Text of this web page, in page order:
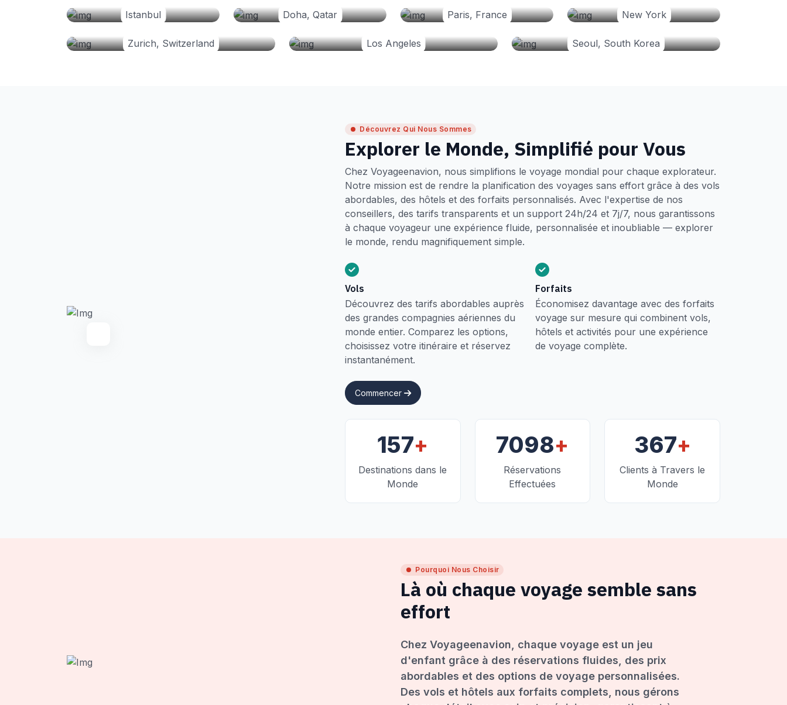
Istanbul Doha, Qatar Paris, France New York
Zurich, Switzerland Los Angeles Seoul, South Korea
Découvrez Qui Nous Sommes
Explorer le Monde, Simplifié pour Vous
Chez Voyageenavion, nous simplifions le voyage mondial pour chaque explorateur.
Notre mission est de rendre la planification des voyages sans effort grâce à des vols
abordables, des hôtels et des forfaits personnalisés. Avec l'expertise de nos
conseillers, des tarifs transparents et un support 24h/24 et 7j/7, nous garantissons
à chaque voyageur une expérience fluide, personnalisée et inoubliable — explorer
le monde, rendu magnifiquement simple.
Vols
Découvrez des tarifs abordables auprès
des grandes compagnies aériennes du
monde entier. Comparez les options,
choisissez votre itinéraire et réservez
instantanément.
Forfaits
Économisez davantage avec des forfaits
voyage sur mesure qui combinent vols,
hôtels et activités pour une expérience
de voyage complète.
Commencer
157+
Destinations dans le
Monde
7098+
Réservations
Effectuées
367+
Clients à Travers le
Monde
Pourquoi Nous Choisir
Là où chaque voyage semble sans
effort
Chez Voyageenavion, chaque voyage est un jeu
d'enfant grâce à des réservations fluides, des prix
abordables et des options de voyage personnalisées.
Des vols et hôtels aux forfaits complets, nous gérons